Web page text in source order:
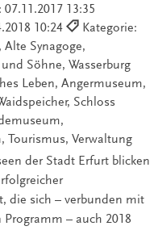
07.11.2017 13:35
10:24
Kategorie:
Synagoge,
Söhne, Wasserburg
Leben, Angermuseum,
Schloss
Tourismus, Verwaltung
der Stadt Erfurt blicken
die sich – verbunden mit
– auch 2018